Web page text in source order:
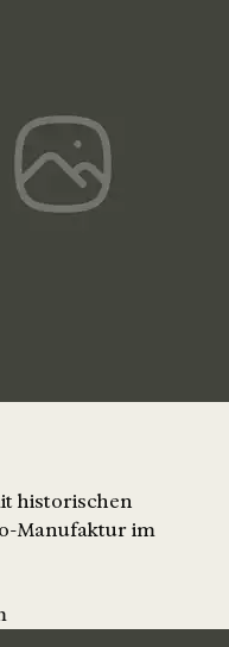
historischen
Manufaktur im